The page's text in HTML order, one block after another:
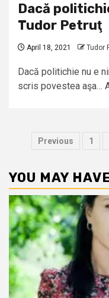
Dacă
Tudor Petruţ
April 18, 2021 Tudor
Dacă politichie nu e
scris povestea aşa…
Posts
Previous 1
YOU MAY